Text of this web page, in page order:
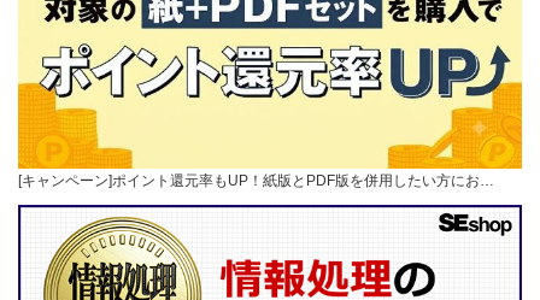
[キャンペーン]ポイント還元率もUP！紙版とPDF版を併用したい方にお…